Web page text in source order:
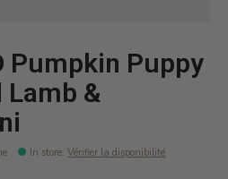
Pumpkin Puppy
Lamb &
In store:Vérifier la disponibilité